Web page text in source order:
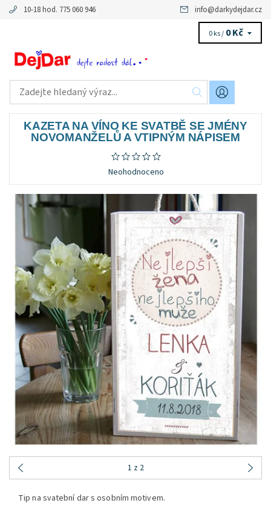
10-18 hod. 775 060 946 info@darkydejdar.cz
0 ks / 0 Kč
KAZETA NA VÍNO KE SVATBĚ SE JMÉNY
NOVOMANŽELŮ A VTIPNÝM NÁPISEM
Neohodnoceno
1 z 2
Tip na svatební dar s osobním motivem.